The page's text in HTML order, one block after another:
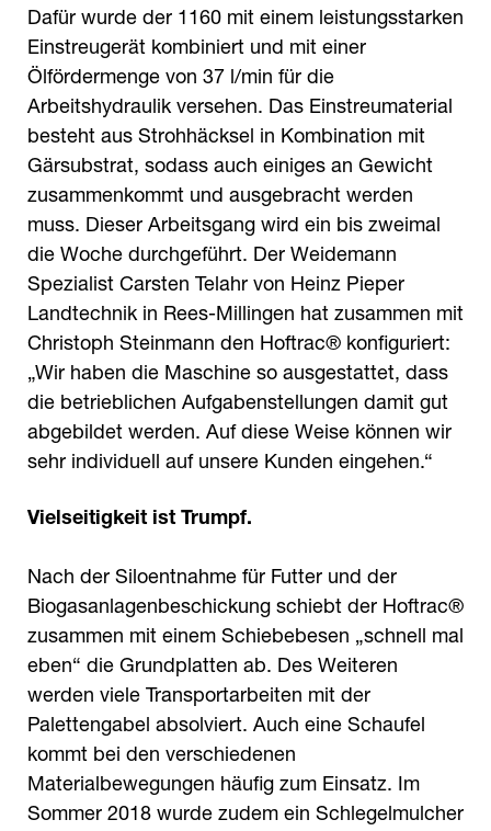
Dafür wurde der 1160 mit einem leistungsstarken
Einstreugerät kombiniert und mit einer
Ölfördermenge von 37 l/min für die
Arbeitshydraulik versehen. Das Einstreumaterial
besteht aus Strohhäcksel in Kombination mit
Gärsubstrat, sodass auch einiges an Gewicht
zusammenkommt und ausgebracht werden
muss. Dieser Arbeitsgang wird ein bis zweimal
die Woche durchgeführt. Der Weidemann
Spezialist Carsten Telahr von Heinz Pieper
Landtechnik in Rees-Millingen hat zusammen mit
Christoph Steinmann den Hoftrac® konfiguriert:
„Wir haben die Maschine so ausgestattet, dass
die betrieblichen Aufgabenstellungen damit gut
abgebildet werden. Auf diese Weise können wir
sehr individuell auf unsere Kunden eingehen.“
Vielseitigkeit ist Trumpf.
Nach der Siloentnahme für Futter und der
Biogasanlagenbeschickung schiebt der Hoftrac®
zusammen mit einem Schiebebesen „schnell mal
eben“ die Grundplatten ab. Des Weiteren
werden viele Transportarbeiten mit der
Palettengabel absolviert. Auch eine Schaufel
kommt bei den verschiedenen
Materialbewegungen häufig zum Einsatz. Im
Sommer 2018 wurde zudem ein Schlegelmulcher